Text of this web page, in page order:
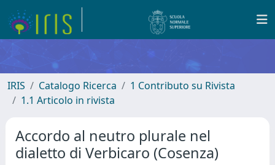
IRIS Catalogo Ricerca
1 Contributo su Rivista
1.1 Articolo in rivista
Accordo al neutro plurale nel
dialetto di Verbicaro (Cosenza)